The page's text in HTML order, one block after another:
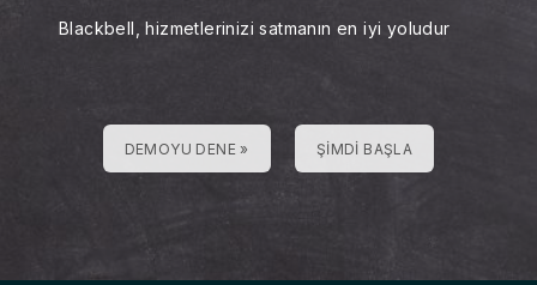
Blackbell, hizmetlerinizi satmanın en iyi yoludur
DEMOYU DENE » ŞIMDI BAŞLA